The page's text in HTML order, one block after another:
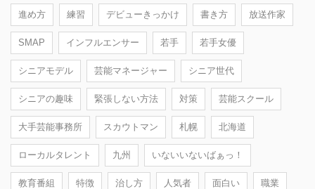
進め方 練習 デビューきっかけ 書き方 放送作家
SMAP インフルエンサー 若手 若手女優
シニアモデル 芸能マネージャー シニア世代
シニアの趣味 緊張しない方法 対策 芸能スクール
大手芸能事務所 スカウトマン 札幌 北海道
ローカルタレント 九州 いないいないばぁっ！
教育番組 特徴 治し方 人気者 面白い 職業